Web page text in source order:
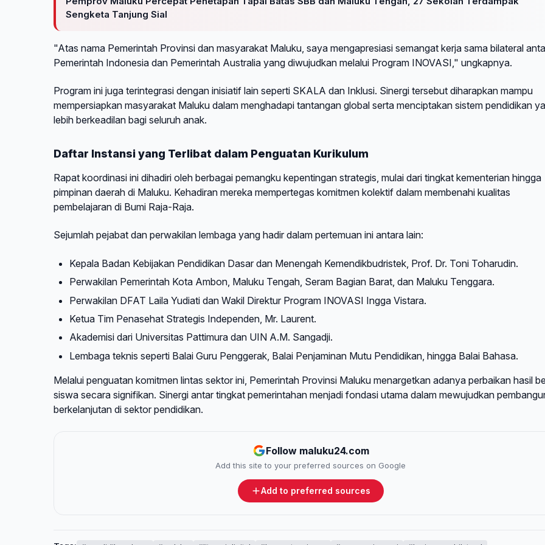
Sengketa Tanjung Sial
"Atas nama Pemerintah Provinsi dan masyarakat Maluku, saya mengapresiasi semangat kerja sama bilateral
Pemerintah Indonesia dan Pemerintah Australia yang diwujudkan melalui Program INOVASI," ungkapnya.
Program ini juga terintegrasi dengan inisiatif lain seperti SKALA dan Inklusi. Sinergi tersebut diharapkan mampu
mempersiapkan masyarakat Maluku dalam menghadapi tantangan global serta menciptakan sistem pendidikan
lebih berkeadilan bagi seluruh anak.
Daftar Instansi yang Terlibat dalam Penguatan Kurikulum
Rapat koordinasi ini dihadiri oleh berbagai pemangku kepentingan strategis, mulai dari tingkat kementerian hingga
pimpinan daerah di Maluku. Kehadiran mereka mempertegas komitmen kolektif dalam membenahi kualitas
pembelajaran di Bumi Raja-Raja.
Sejumlah pejabat dan perwakilan lembaga yang hadir dalam pertemuan ini antara lain:
Kepala Badan Kebijakan Pendidikan Dasar dan Menengah Kemendikbudristek, Prof. Dr. Toni Toharudin.
Perwakilan Pemerintah Kota Ambon, Maluku Tengah, Seram Bagian Barat, dan Maluku Tenggara.
Perwakilan DFAT Laila Yudiati dan Wakil Direktur Program INOVASI Ingga Vistara.
Ketua Tim Penasehat Strategis Independen, Mr. Laurent.
Akademisi dari Universitas Pattimura dan UIN A.M. Sangadji.
Lembaga teknis seperti Balai Guru Penggerak, Balai Penjaminan Mutu Pendidikan, hingga Balai Bahasa.
Melalui penguatan komitmen lintas sektor ini, Pemerintah Provinsi Maluku menargetkan adanya perbaikan hasil
siswa secara signifikan. Sinergi antar tingkat pemerintahan menjadi fondasi utama dalam mewujudkan
berkelanjutan di sektor pendidikan.
Follow maluku24.com
Add this site to your preferred sources on Google
Add to preferred sources